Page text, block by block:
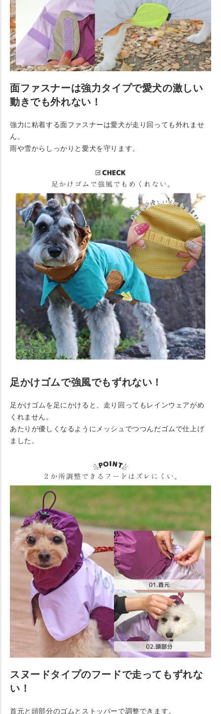
面ファスナーは強力タイプで愛犬の激しい
動きでも外れない！
強力に粘着する面ファスナーは愛犬が走り回っても外れませ
ん。
雨や雪からしっかりと愛犬を守ります。
足かけゴムで強風でもずれない！
足かけゴムを足にかけると、走り回ってもレインウェアがめ
くれません。
あたりが優しくなるようにメッシュでつつんだゴムで仕上げ
ました。
スヌードタイプのフードで走ってもずれな
い！
首元と頭部分のゴムとストッパーで調整できます。